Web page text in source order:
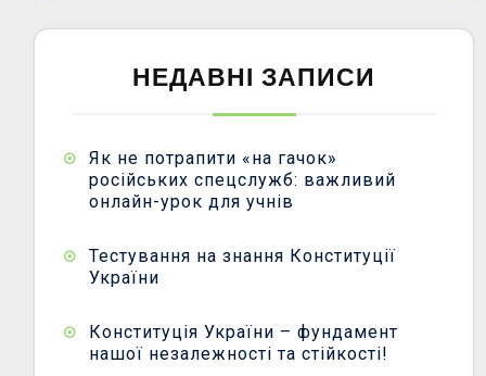
НЕДАВНІ ЗАПИСИ
Як не потрапити «на гачок»
російських спецслужб: важливий
онлайн-урок для учнів
Тестування на знання Конституції
України
Конституція України – фундамент
нашої незалежності та стійкості!